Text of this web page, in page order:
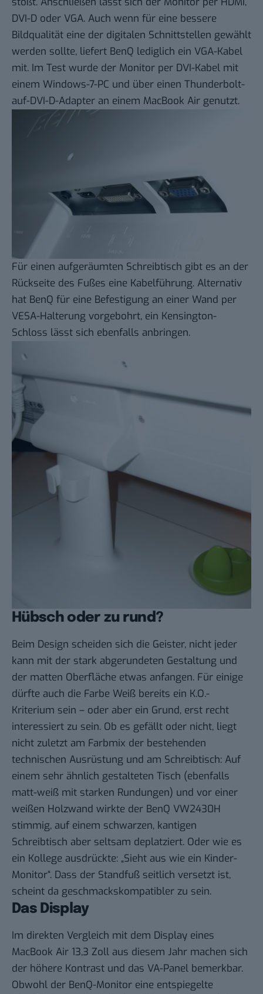
DVI-D oder VGA. Auch wenn für eine bessere
Bildqualität eine der digitalen Schnittstellen gewählt
werden sollte, liefert BenQ lediglich ein VGA-Kabel
mit. Im Test wurde der Monitor per DVI-Kabel mit
einem Windows-7-PC und über einen Thunderbolt-
auf-DVI-D-Adapter an einem MacBook Air genutzt.
Für einen aufgeräumten Schreibtisch gibt es an der
Rückseite des Fußes eine Kabelführung. Alternativ
hat BenQ für eine Befestigung an einer Wand per
VESA-Halterung vorgebohrt, ein Kensington-
Schloss lässt sich ebenfalls anbringen.
Hübsch oder zu rund?
Beim Design scheiden sich die Geister, nicht jeder
kann mit der stark abgerundeten Gestaltung und
der matten Oberfläche etwas anfangen. Für einige
dürfte auch die Farbe Weiß bereits ein K.O.-
Kriterium sein – oder aber ein Grund, erst recht
interessiert zu sein. Ob es gefällt oder nicht, liegt
nicht zuletzt am Farbmix der bestehenden
technischen Ausrüstung und am Schreibtisch: Auf
einem sehr ähnlich gestalteten Tisch (ebenfalls
matt-weiß mit starken Rundungen) und vor einer
weißen Holzwand wirkte der BenQ VW2430H
stimmig, auf einem schwarzen, kantigen
Schreibtisch aber seltsam deplatziert. Oder wie es
ein Kollege ausdrückte: „Sieht aus wie ein Kinder-
Monitor“. Dass der Standfuß seitlich versetzt ist,
scheint da geschmackskompatibler zu sein.
Das Display
Im direkten Vergleich mit dem Display eines
MacBook Air 13,3 Zoll aus diesem Jahr machen sich
der höhere Kontrast und das VA-Panel bemerkbar.
Obwohl der BenQ-Monitor eine entspiegelte